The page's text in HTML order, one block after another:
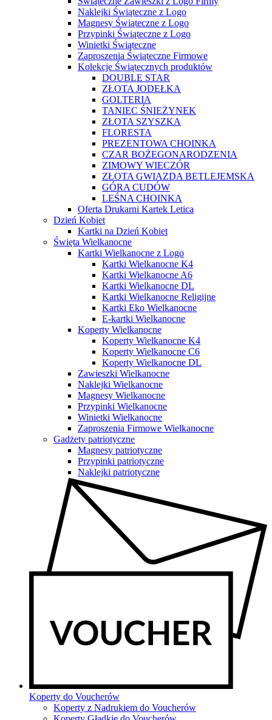
Naklejki Świąteczne z Logo
Magnesy Świąteczne z Logo
Przypinki Świąteczne z Logo
Winietki Świąteczne
Zaproszenia Świąteczne Firmowe
Kolekcje Świątecznych produktów
DOUBLE STAR
ZŁOTA JODEŁKA
GOLTERIA
TANIEC ŚNIEŻYNEK
ZŁOTA SZYSZKA
FLORESTA
PREZENTOWA CHOINKA
CZAR BOŻEGONARODZENIA
ZIMOWY WIECZÓR
ZŁOTA GWIAZDA BETLEJEMSKA
GÓRA CUDÓW
LEŚNA CHOINKA
Oferta Drukarni Kartek Letica
Dzień Kobiet
Kartki na Dzień Kobiet
Święta Wielkanocne
Kartki Wielkanocne z Logo
Kartki Wielkanocne K4
Kartki Wielkanocne A6
Kartki Wielkanocne DL
Kartki Wielkanocne Religijne
Kartki Eko Wielkanocne
E-kartki Wielkanocne
Koperty Wielkanocne
Koperty Wielkanocne K4
Koperty Wielkanocne C6
Koperty Wielkanocne DL
Zawieszki Wielkanocne
Naklejki Wielkanocne
Magnesy Wielkanocne
Przypinki Wielkanocne
Winietki Wielkanocne
Zaproszenia Firmowe Wielkanocne
Gadżety patriotyczne
Magnesy patriotyczne
Przypinki patriotyczne
Naklejki patriotyczne
Koperty do Voucherów
Koperty z Nadrukiem do Voucherów